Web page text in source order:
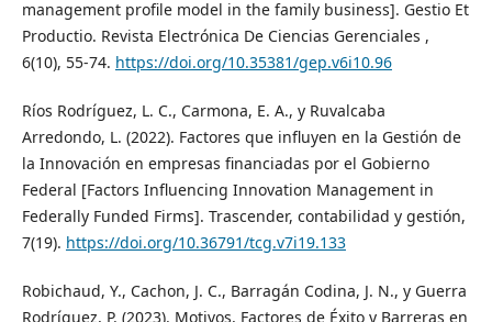
management profile model in the family business]. Gestio Et
Productio. Revista Electrónica De Ciencias Gerenciales ,
6(10), 55-74. https://doi.org/10.35381/gep.v6i10.96
Ríos Rodríguez, L. C., Carmona, E. A., y Ruvalcaba
Arredondo, L. (2022). Factores que influyen en la Gestión de
la Innovación en empresas financiadas por el Gobierno
Federal [Factors Influencing Innovation Management in
Federally Funded Firms]. Trascender, contabilidad y gestión,
7(19). https://doi.org/10.36791/tcg.v7i19.133
Robichaud, Y., Cachon, J. C., Barragán Codina, J. N., y Guerra
Rodríguez, P. (2023). Motivos, Factores de Éxito y Barreras en